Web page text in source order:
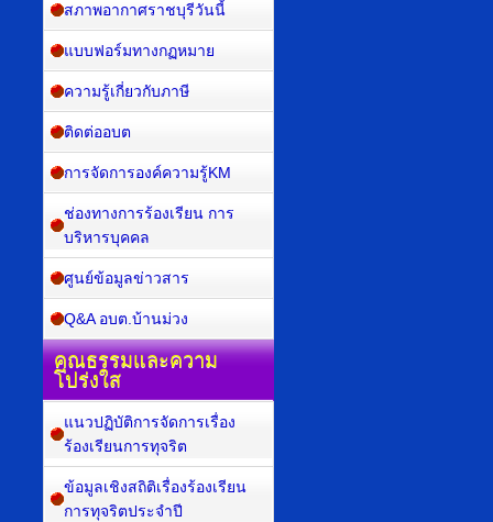
สภาพอากาศราชบุรีวันนี้
แบบฟอร์มทางกฏหมาย
ความรู้เกี่ยวกับภาษี
ติดต่ออบต
การจัดการองค์ความรู้KM
ช่องทางการร้องเรียน การ
บริหารบุคคล
ศูนย์ข้อมูลข่าวสาร
Q&A อบต.บ้านม่วง
คุณธรรมและความ
โปร่งใส
แนวปฏิบัติการจัดการเรื่อง
ร้องเรียนการทุจริต
ข้อมูลเชิงสถิติเรื่องร้องเรียน
การทุจริตประจำปี